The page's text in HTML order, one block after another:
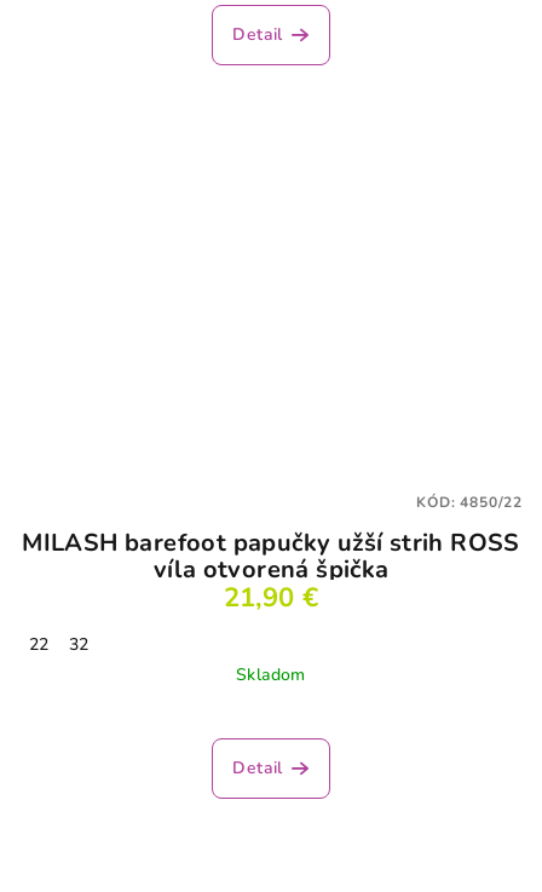
Detail
MILASH barefoot papučky užší strih ROSS
víla otvorená špička
21,90 €
22
32
Skladom
Detail
KÓD:4850/22